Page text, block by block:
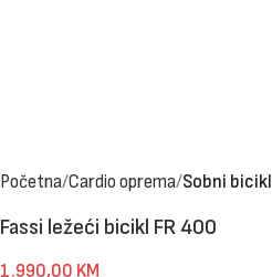
Početna Cardio oprema Sobni bicikl
Fassi ležeći bicikl FR 400
1.990,00 KM